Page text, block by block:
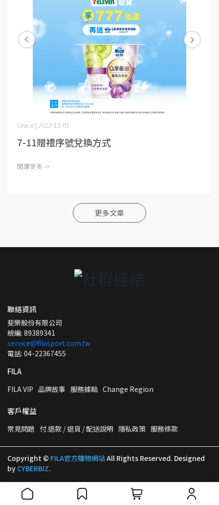
Grace | 2022-12-01
7-11贈禮序號兌換方式
閱讀更多 ->
更多文章
聯絡資訊
斐樂股份有限公司
統編: 89389341
service@filasport.com.tw
電話: 04-22367455
FILA
FILA VIP 品牌故事 服務據點 Change Region
客戶權益
常見問題 付.退款 / 退貨 / 配送說明 隱私政策 服務條款
Copyright © FILA官方購物網站All Rights Reserved. Designed
by CYBERBIZ.